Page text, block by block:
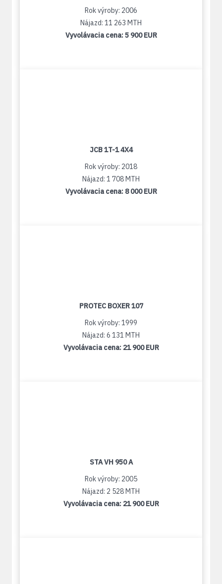
Rok výroby: 2006
Nájazd: 11 263 MTH
Vyvolávacia cena:5 900 EUR
JCB 1T-1 4X4
Rok výroby: 2018
Nájazd: 1 708 MTH
Vyvolávacia cena: 8 000 EUR
PROTEC BOXER 107
Rok výroby: 1999
Nájazd: 6 131 MTH
Vyvolávacia cena: 21 900 EUR
STA VH 950 A
Rok výroby: 2005
Nájazd: 2 528 MTH
Vyvolávacia cena: 21 900 EUR